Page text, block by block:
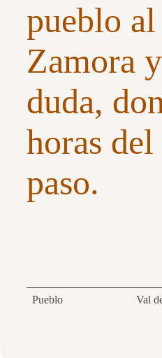
pueblo
Zamora
duda,
horas
paso.
Pueblo Val